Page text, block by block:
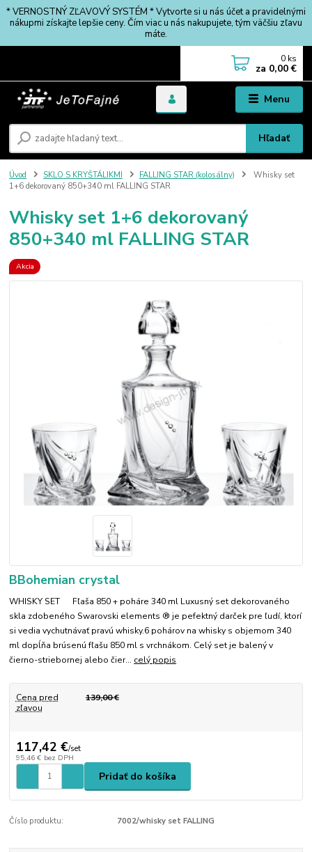
* VERNOSTNÝ ZĽAVOVÝ SYSTÉM * Vytvorte si u nás účet a pravidelnými
nákupmi získajte lepšie ceny. Čím viac u nás nakupujete, tým väčšiu zľavu
máte.
Menu
Hľadať
0 ks
za 0,00 €
Úvod SKLO S KRYŠTÁLIKMI FALLING STAR (kolosálny)
Whisky set
1+6 dekorovaný 850+340 ml FALLING STAR
Whisky set 1+6 dekorovaný
850+340 ml FALLING STAR
Akcia
BBohemian crystal
WHISKY SET Fľaša 850 + poháre 340 ml Luxusný set dekorovaného
skla zdobeného Swarovski elements ® je pefektný darček pre ľudí, ktorí
si vedia vychutnávať pravú whisky.6 pohárov na whisky s objemom 340
ml dopĺňa brúsenú fľašu 850 ml s vrchnákom. Celý set je balený v
čierno-striebornej alebo čier... celý popis
Cena pred
zľavou
139,00 €
117,42 €/set
95,46 € bez DPH
Pridať do košíka
Číslo produktu: 7002/whisky set FALLING